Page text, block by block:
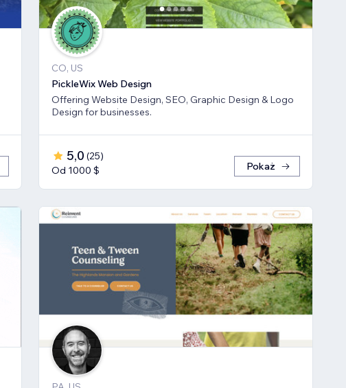
CO, US
PickleWix Web Design
Offering Website Design, SEO, Graphic Design & Logo
Design for businesses.
5,0 (25)
Od 1000 $
Pokaż